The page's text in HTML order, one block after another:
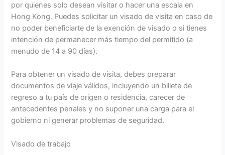
por quienes solo desean visitar o hacer una escala en
Hong Kong. Puedes solicitar un visado de visita en caso de
no poder beneficiarte de la exención de visado o si tienes
intención de permanecer más tiempo del permitido (a
menudo de 14 a 90 días).
Para obtener un visado de visita, debes preparar
documentos de viaje válidos, incluyendo un billete de
regreso a tu país de origen o residencia, carecer de
antecedentes penales y no suponer una carga para el
gobierno ni generar problemas de seguridad.
Visado de trabajo